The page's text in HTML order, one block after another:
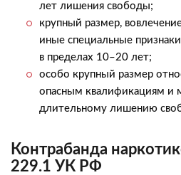
лет лишения свободы;
крупный размер,
иные специальные
в пределах 10–20 лет;
особо крупный размер
опасным квалификациям и
длительному лишению
Контрабанда
229.1 УК РФ